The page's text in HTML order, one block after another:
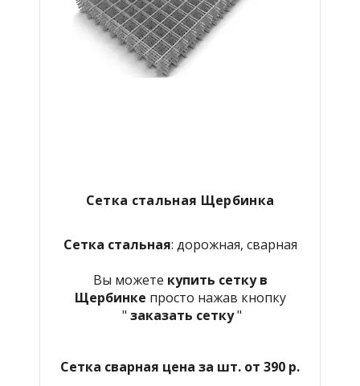
Сетка стальная Щербинка
Сетка стальная: дорожная, сварная
Вы можете купить сетку в
Щербинке просто нажав кнопку
" заказать сетку"
Сетка сварная цена за шт. от 390 р.